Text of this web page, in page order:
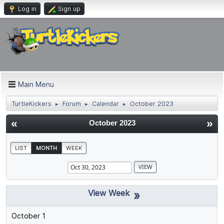
Log in Sign up
Main Menu
TurtleKickers ► Forum ► Calendar ► October 2023
« »
October 2023
LIST MONTH WEEK
»
October 1